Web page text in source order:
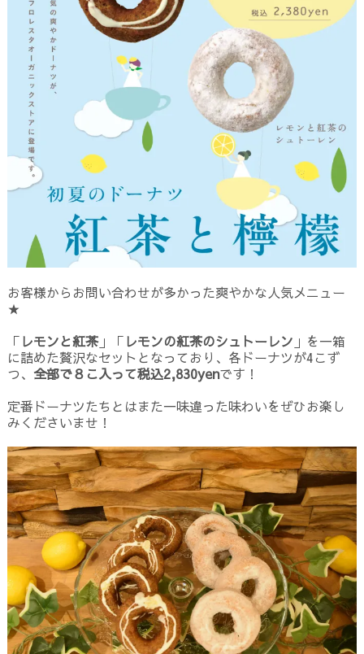
お客様からお問い合わせが多かった爽やかな人気メニュー
★
「レモンと紅茶」「レモンの紅茶のシュトーレン 」を一箱
に詰めた贅沢なセットとなっており、各ドーナツが4こず
つ、 全部で８こ入って税込2,830yenです！
定番ドーナツたちとはまた一味違った味わいをぜひお楽し
みくださいませ！